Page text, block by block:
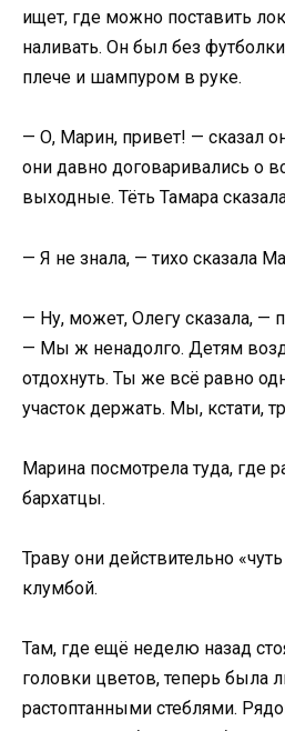
ищет, где можно поставить
наливать. Он был без
плече и шампуром в руке.
— О, Марин, привет! — сказал
они давно договаривались о
выходные. Тёть Тамара
— Я не знала, — тихо сказала
— Ну, может, Олегу сказала, —
— Мы ж ненадолго. Детям
отдохнуть. Ты же всё равно
участок держать. Мы, кстати,
Марина посмотрела туда, где
бархатцы.
Траву они действительно
клумбой.
Там, где ещё неделю назад
головки цветов, теперь была
растоптанными стеблями.